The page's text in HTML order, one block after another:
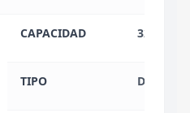
CAPACIDAD 32 GB
TIPO DDR5